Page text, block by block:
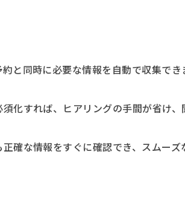
と同時に必要な情報を自動で収集でき
化すれば、ヒアリングの手間が省け、
確な情報をすぐに確認でき、スムーズ